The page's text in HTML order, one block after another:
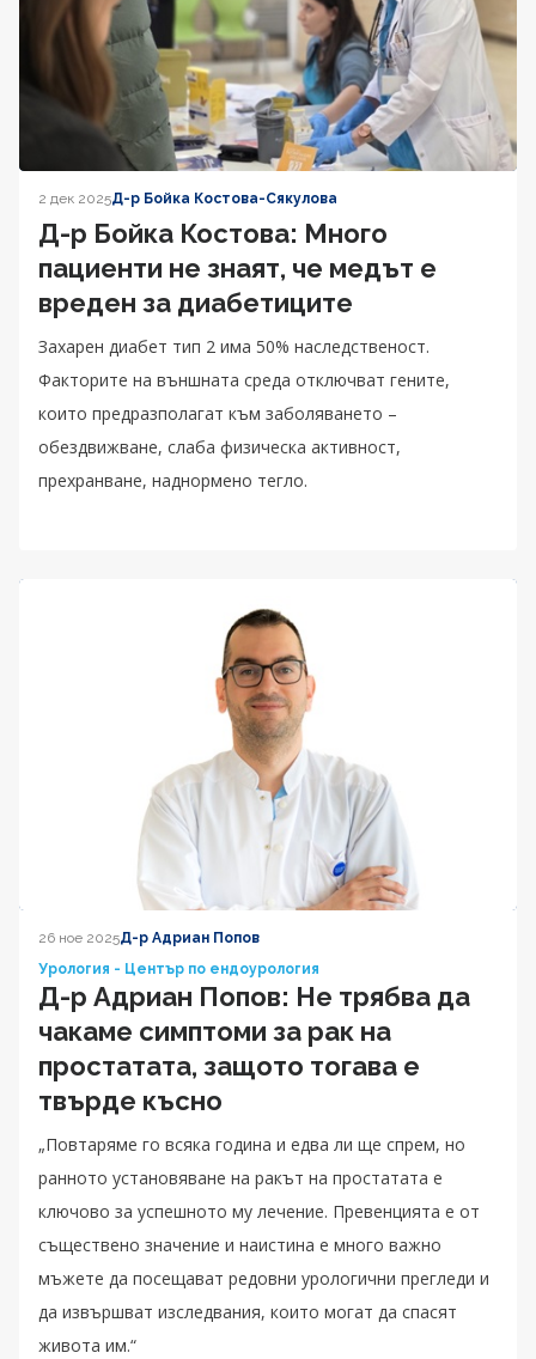
2 дек 2025Д-р Бойка Костова-Сякулова
Д-р Бойка Костова: Много
пациенти не знаят, че медът е
вреден за диабетиците
Захарен диабет тип 2 има 50% наследственост.
Факторите на външната среда отключват гените,
които предразполагат към заболяването –
обездвижване, слаба физическа активност,
прехранване, наднормено тегло.
26 ное 2025Д-р Адриан Попов
Урология - Център по ендоурология
Д-р Адриан Попов: Не трябва да
чакаме симптоми за рак на
простатата, защото тогава е
твърде късно
„Повтаряме го всяка година и едва ли ще спрем, но
ранното установяване на ракът на простатата е
ключово за успешното му лечение. Превенцията е от
съществено значение и наистина е много важно
мъжете да посещават редовни урологични прегледи и
да извършват изследвания, които могат да спасят
живота им.“